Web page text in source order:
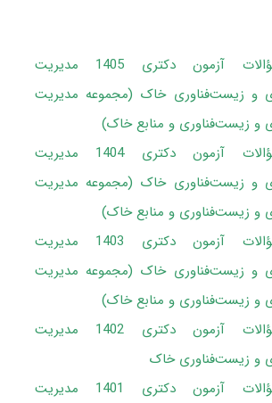
دانلود سؤالات آزمون دکتری 1405 مدیریت
و زیست‌فناوری خاک (مجموعه مدیریت
و زیست‌فناوری و منابع خاک)
دانلود سؤالات آزمون دکتری 1404 مدیریت
و زیست‌فناوری خاک (مجموعه مدیریت
و زیست‌فناوری و منابع خاک)
دانلود سؤالات آزمون دکتری 1403 مدیریت
و زیست‌فناوری خاک (مجموعه مدیریت
و زیست‌فناوری و منابع خاک)
دانلود سؤالات آزمون دکتری 1402 مدیریت
و زیست‌فناوری خاک
دانلود سؤالات آزمون دکتری 1401 مدیریت